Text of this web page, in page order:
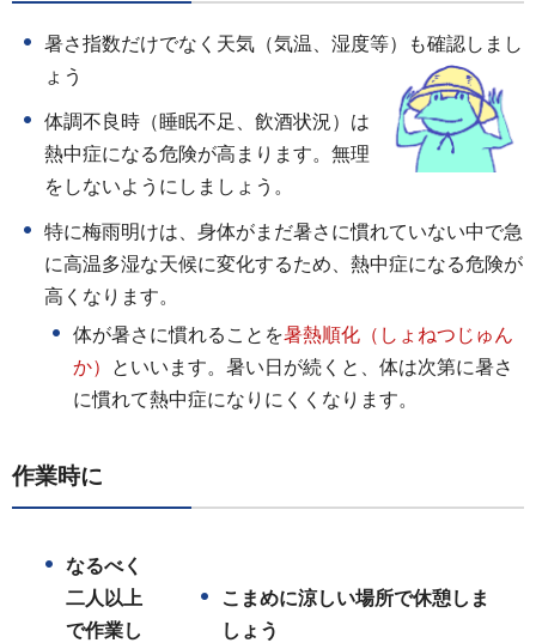
暑さ指数だけでなく天気（気温、湿度等）も確認しまし
ょう
体調不良時（睡眠不足、飲酒状況）は
熱中症になる危険が高まります。無理
をしないようにしましょう。
特に梅雨明けは、身体がまだ暑さに慣れていない中で急
に高温多湿な天候に変化するため、熱中症になる危険が
高くなります。
体が暑さに慣れることを暑熱順化（しょねつじゅん
か）
といいます。暑い日が続くと、体は次第に暑さ
に慣れて熱中症になりにくくなります。
作業時に
なるべく
二人以上
で作業し
こまめに涼しい場所で休憩しま
しょう